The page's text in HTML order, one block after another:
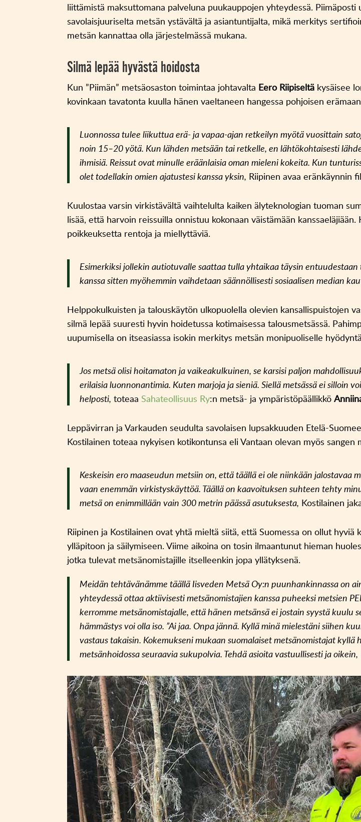
liittämistä maksuttomana palveluna puukauppojen yhteydessä. Piimäposti
savolaisjuuriselta metsän ystävältä ja asiantuntijalta, mikä merkitys
metsän kannattaa olla järjestelmässä mukana.
Silmä lepää hyvästä hoidosta
Kun ”Piimän” metsäosaston toimintaa johtavalta Eero Riipiseltä kysäisee
kovinkaan tavatonta kuulla hänen vaeltaneen hangessa pohjoisen
Luonnossa tulee liikuttua erä- ja vapaa-ajan retkeilyn myötä vuosittain
noin 15–20 yötä. Kun lähden metsään tai retkelle, en lähtökohtaisesti
ihmisiä. Reissut ovat minulle eräänlaisia oman mieleni kokeita. Kun
olet todellakin omien ajatustesi kanssa yksin, Riipinen avaa eränkäynnin
Kuulostaa varsin virkistävältä vaihtelulta kaiken älyteknologian tuoman
lisää, että harvoin reissuilla onnistuu kokonaan väistämään
poikkeuksetta rentoja ja miellyttäviä.
Esimerkiksi jollekin autiotuvalle saattaa tulla yhtaikaa täysin
kanssa sitten myöhemmin vaihdetaan säännöllisesti sosiaalisen median
Helppokulkuisten ja talouskäytön ulkopuolella olevien kansallispuistojen
silmä lepää suuresti hyvin hoidetussa kotimaisessa talousmetsässä.
uupumisella on itseasiassa isokin merkitys metsän monipuoliselle
Jos metsä olisi hoitamaton ja vaikeakulkuinen, se karsisi paljon
erilaisia luonnonantimia. Kuten marjoja ja sieniä. Siellä metsässä ei silloin
helposti, toteaa Sahateollisuus Ry:n metsä- ja ympäristöpäällikkö
Leppävirran ja Varkauden seudulta savolaisen lupsakkuuden Etelä-
Kostilainen toteaa nykyisen kotikontunsa eli Vantaan olevan myös sangen
Keskeisin ero maaseudun metsiin on, että täällä ei ole niinkään jalostavaa
vaan enemmän virkistyskäyttöä. Täällä on kaavoituksen suhteen tehty
metsä on enimmillään vain 300 metrin päässä asutuksesta, Kostilainen
Riipinen ja Kostilainen ovat yhtä mieltä siitä, että Suomessa on ollut hyviä
ylläpitoon ja säilymiseen. Viime aikoina on tosin ilmaantunut hieman
jotka tulevat metsänomistajille itselleenkin jopa yllätyksenä.
Meidän tehtävänämme täällä Iisveden Metsä Oy:n puunhankinnassa on
yhteydessä ottaa aktiivisesti metsänomistajien kanssa puheeksi metsien
kerromme metsänomistajalle, että hänen metsänsä ei jostain syystä kuulu
hämmästys voi olla iso. ”Ai jaa. Onpa jännä. Kyllä minä mielestäni siihen
vastaus takaisin. Kokemukseni mukaan suomalaiset metsänomistajat kyllä
metsänhoidossa seuraavia sukupolvia. Tehdä asioita vastuullisesti ja oikein,